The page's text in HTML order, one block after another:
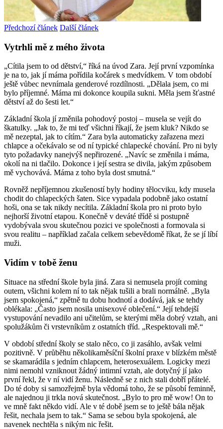
Předchozí článek Další článek
Vytrhli mě z mého života
„Cítila jsem to od dětství,“ říká na úvod Zara. Její první vzpomínka
je na to, jak jí máma pořídila kočárek s medvídkem. V tom období
ještě vůbec nevnímala genderové rozdílnosti. „Dělala jsem, co mi
bylo příjemné. Máma mi dokonce koupila sukni. Měla jsem šťastné
dětství až do šesti let.“
Základní škola jí změnila pohodový postoj – musela se vejít do
škatulky. „Jak to, že mi teď všichni říkají, že jsem kluk? Nikdo se
mě nezeptal, jak to cítím.“ Zara byla automaticky zařazena mezi
chlapce a očekávalo se od ní typické chlapecké chování. Pro ni byly
tyto požadavky nanejvýš nepřirozené. „Navíc se změnila i máma,
okolí na ni tlačilo. Dokonce i její sestra se divila, jakým způsobem
mě vychovává. Máma z toho byla dost smutná.“
Rovněž nepříjemnou zkušeností byly hodiny tělocviku, kdy musela
chodit do chlapeckých šaten. Sice vypadala podobně jako ostatní
hoši, ona se tak nikdy necítila. Základní škola pro ni proto bylo
nejhorší životní etapou. Konečně v deváté třídě si postupně
vydobývala svou skutečnou pozici ve společnosti a formovala si
svou realitu – například začala celkem sebevědomě říkat, že se jí líbí
muži.
Vidím v tobě ženu
Situace na střední škole byla jiná. Zara si nemusela projít coming
outem, všichni kolem ní to tak nějak tušili a brali normálně. „Byla
jsem spokojená,“ zpětně tu dobu hodnotí a dodává, jak se tehdy
oblékala: „Často jsem nosila unisexové oblečení.“ Její tehdejší
vystupování nevadilo ani učitelům, se kterými měla dobrý vztah, ani
spolužákům či vrstevníkům z ostatních tříd. „Respektovali mě.“
V období střední školy se stalo něco, co ji zasáhlo, avšak velmi
pozitivně. V průběhu několikaměsíční školní praxe v blízkém městě
se skamarádila s jedním chlapcem, heterosexuálem. Logicky mezi
nimi nemohl vzniknout žádný intimní vztah, ale dotyčný jí jako
první řekl, že v ní vidí ženu. Následně se z nich stali dobří přátelé.
Do té doby si samozřejmě byla vědomá toho, že se působí feminně,
ale najednou ji trkla nová skutečnost. „Bylo to pro mě wow! On to
ve mně fakt někdo vidí. Ale v té době jsem se to ještě bála nějak
řešit, nechala jsem to tak.“ Sama se sebou byla spokojená, ale
navenek nechtěla s nikým nic řešit.